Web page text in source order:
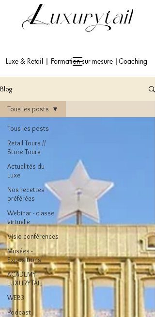
Luxe & Retail | Formation sur-mesure |Coaching
Blog
Tous les posts
Retail Tours //
Store Tours
Actualités du
Luxe
Nos recettes
préférées
Webinar - classe
virtuelle
Visio-conférences
Musées -
Expositions
ACADEMY
LUXURYTAIL
WEB3
Podcast
Tous les posts